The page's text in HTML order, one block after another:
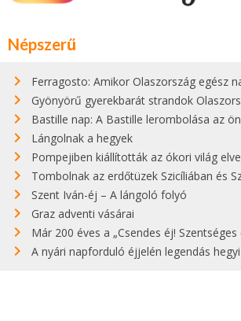
Népszerű
Ferragosto: Amikor Olaszország egész
Gyönyörű gyerekbarát strandok Olaszországban -
Bastille nap: A Bastille lerombolása az
Lángolnak a hegyek
Pompejiben kiállították az ókori világ elveszett
Tombolnak az erdőtüzek Szicíliában és
Szent Iván-éj – A lángoló folyó
Graz adventi vásárai
Már 200 éves a „Csendes éj! Szentséges
A nyári napforduló éjjelén legendás hegyi tüzek